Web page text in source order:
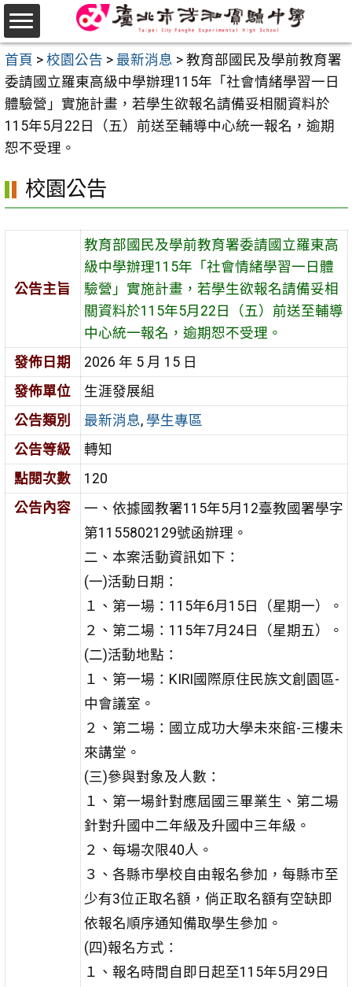
跳
至
主
要
內
容
區
首頁 > 校園公告 > 最新消息 > 教育部國民及學前教育署
委請國立羅東高級中學辦理115年「社會情緒學習一日
體驗營」實施計畫，若學生欲報名請備妥相關資料於
115年5月22日（五）前送至輔導中心統一報名，逾期
恕不受理。
校園公告
公告主旨
教育部國民及學前教育署委請國立羅東高
級中學辦理115年「社會情緒學習一日體
驗營」實施計畫，若學生欲報名請備妥相
關資料於115年5月22日（五）前送至輔導
中心統一報名，逾期恕不受理。
發佈日期
2026 年 5 月 15 日
發佈單位
生涯發展組
公告類別
最新消息, 學生專區
公告等級
轉知
點閱次數
120
公告內容
一、依據國教署115年5月12臺教國署學字
第1155802129號函辦理。
二、本案活動資訊如下：
(一)活動日期：
１、第一場：115年6月15日（星期一）。
２、第二場：115年7月24日（星期五）。
(二)活動地點：
１、第一場：KIRI國際原住民族文創園區-
中會議室。
２、第二場：國立成功大學未來館-三樓未
來講堂。
(三)參與對象及人數：
１、第一場針對應屆國三畢業生、第二場
針對升國中二年級及升國中三年級。
２、每場次限40人。
３、各縣市學校自由報名參加，每縣市至
少有3位正取名額，倘正取名額有空缺即
依報名順序通知備取學生參加。
(四)報名方式：
１、報名時間自即日起至115年5月29日
選
單